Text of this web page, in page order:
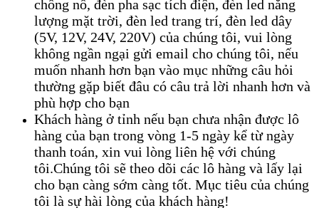
chống nổ, đèn pha sạc tích điện, đèn led năng
lượng mặt trời, đèn led trang trí, đèn led dây
(5V, 12V, 24V, 220V) của chúng tôi, vui lòng
không ngần ngại gửi email cho chúng tôi, nếu
muốn nhanh hơn bạn vào mục những câu hỏi
thường gặp biết đâu có câu trả lời nhanh hơn và
phù hợp cho bạn
Khách hàng ở tỉnh nếu bạn chưa nhận được lô
hàng của bạn trong vòng 1-5 ngày kể từ ngày
thanh toán, xin vui lòng liên hệ với chúng
tôi.Chúng tôi sẽ theo dõi các lô hàng và lấy lại
cho bạn càng sớm càng tốt. Mục tiêu của chúng
tôi là sự hài lòng của khách hàng!